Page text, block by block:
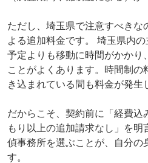
ただし、埼玉県で注意すべきな
よる追加料金です。 埼玉県内の
予定よりも移動に時間がかかり
ことがよくあります。時間制の
き込まれている間も料金が発生
だからこそ、契約前に「経費込
もり以上の追加請求なし」を明
偵事務所を選ぶことが、自分の
す。